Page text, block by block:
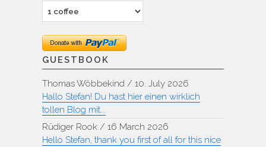
GUESTBOOK
Thomas Wöbbekind / 10. July 2026
Hallo Stefan! Du hast hier einen wirklich
tollen Blog mit...
Rüdiger Rook / 16 March 2026
Hello Stefan, thank you first of all for this nice